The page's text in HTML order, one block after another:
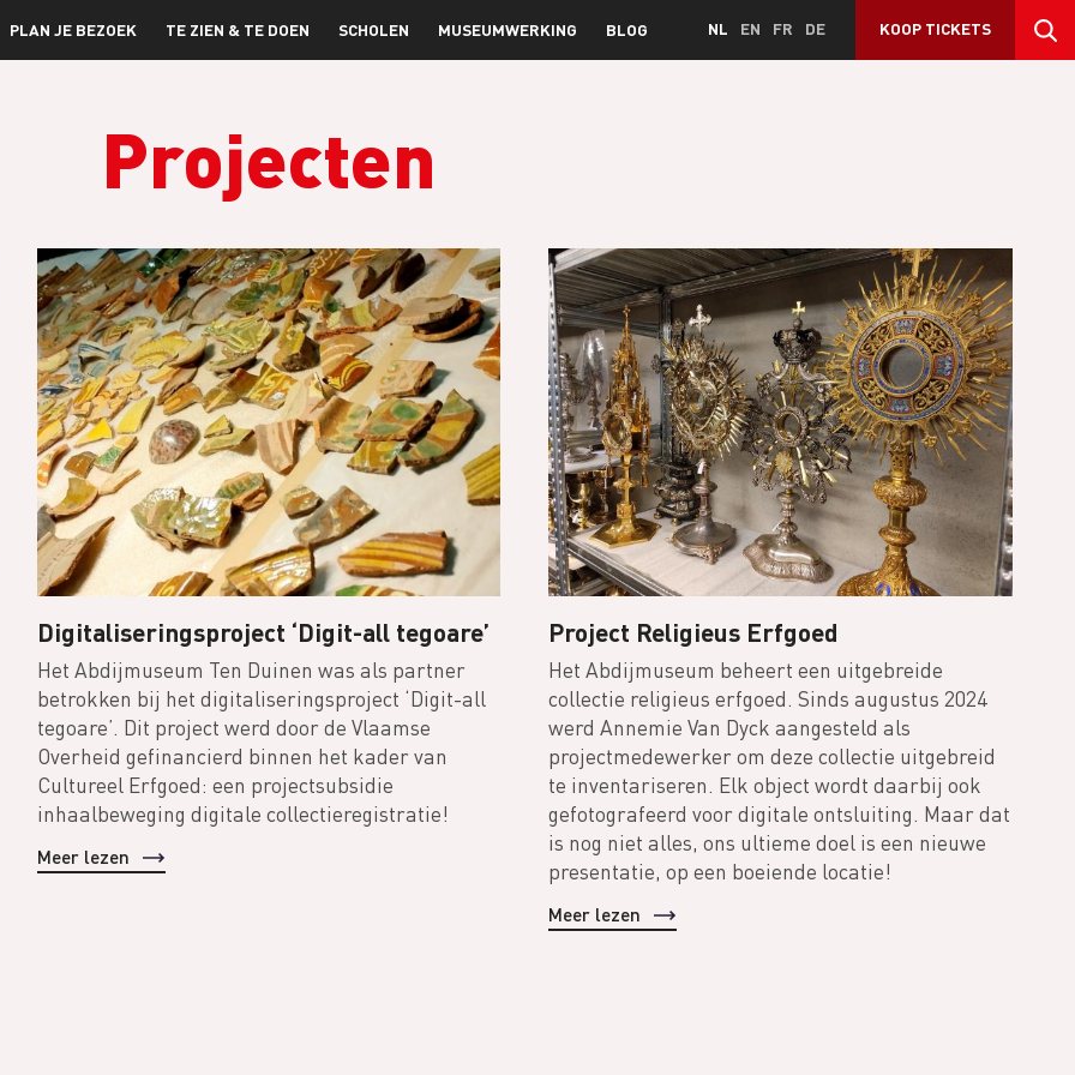
PLAN JE BEZOEK TE ZIEN & TE DOEN SCHOLEN MUSEUMWERKING BLOG NL EN FR DE KOOP TICKETS
Projecten
Digitaliseringsproject ‘Digit-all tegoare’
Het Abdijmuseum Ten Duinen was als partner
betrokken bij het digitaliseringsproject ‘Digit-all
tegoare’. Dit project werd door de Vlaamse
Overheid gefinancierd binnen het kader van
Cultureel Erfgoed: een projectsubsidie
inhaalbeweging digitale collectieregistratie!
Meer lezen
Project Religieus Erfgoed
Het Abdijmuseum beheert een uitgebreide
collectie religieus erfgoed. Sinds augustus 2024
werd Annemie Van Dyck aangesteld als
projectmedewerker om deze collectie uitgebreid
te inventariseren. Elk object wordt daarbij ook
gefotografeerd voor digitale ontsluiting. Maar dat
is nog niet alles, ons ultieme doel is een nieuwe
presentatie, op een boeiende locatie!
Meer lezen